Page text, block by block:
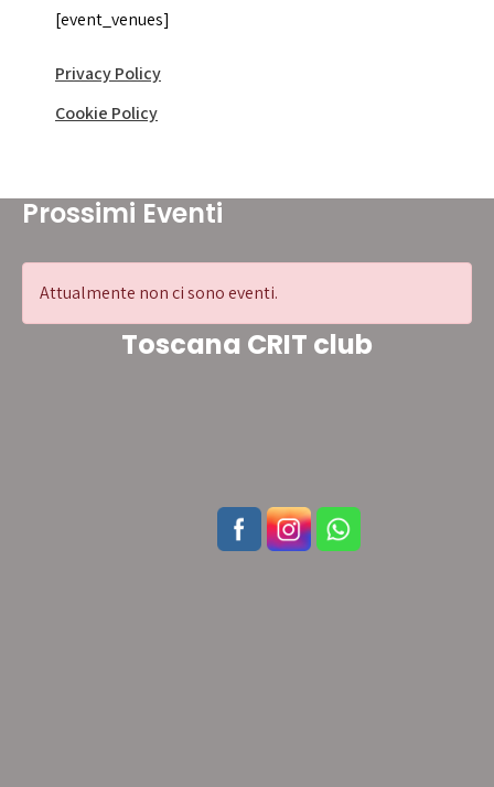
[event_venues]
Privacy Policy
Cookie Policy
Prossimi Eventi
Attualmente non ci sono eventi.
Toscana CRIT club